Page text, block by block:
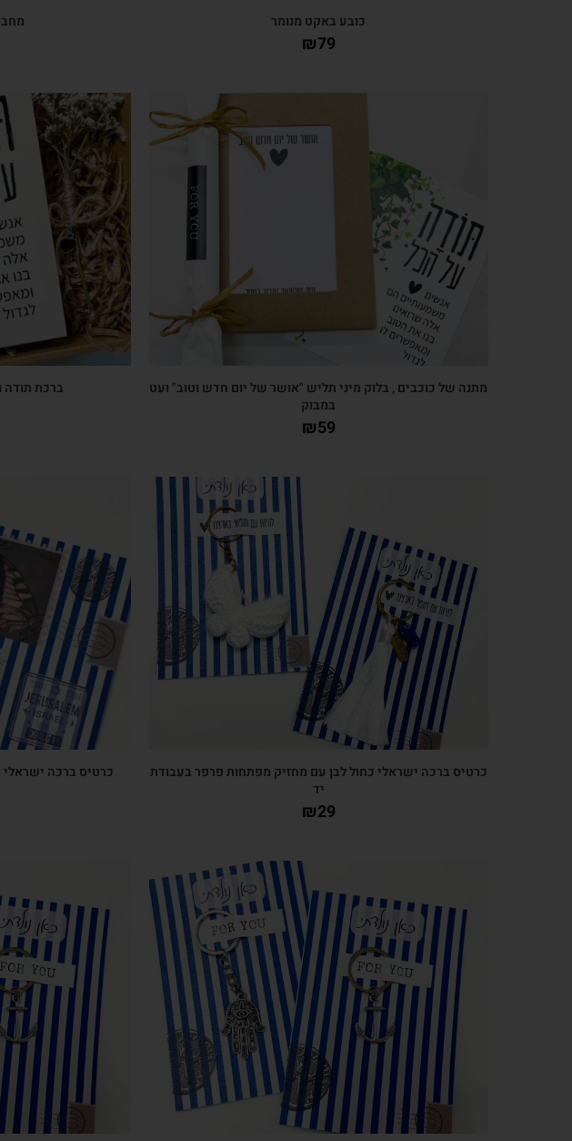
כובע באקט מנומר
₪79
מתנה של כוכבים , בלוק מיני תליש "אושר של יום חדש וטוב" ועט
במבוק
₪59
ברכת תודה
צפייה מהירה
כרטיס ברכה ישראלי כחול לבן עם מחזיק מפתחות פרפר בעבודת
יד
₪29
כרטיס ברכה ישראלי
צפייה מהירה